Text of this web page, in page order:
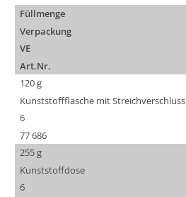
Füllmenge
Verpackung
VE
Art.Nr.
120 g
Kunststoffflasche mit Streichverschluss
6
77 686
255 g
Kunststoffdose
6